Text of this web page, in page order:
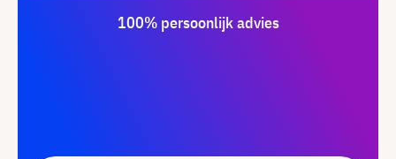
100% persoonlijk advies